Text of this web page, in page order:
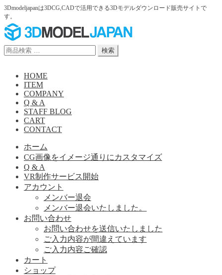
3Dmodeljapanは3DCG,CADで活用できる3Dモデルダウンロード販売サイトで
す。
ナ
ビ
ゲ
ー
コ
ン
テ
ン
検
検索
HOME
ITEM
COMPANY
Q & A
STAFF BLOG
CART
CONTACT
ホーム
CG画像をイメージ通りにカスタマイズ
Q & A
VR制作サービス開始
アカウント
メンバー退会
メンバー退会いたしました。
お問い合わせ
お問い合わせを送信いたしました
ご入力内容が間違えています
ご入力内容ご確認
カート
ショップ